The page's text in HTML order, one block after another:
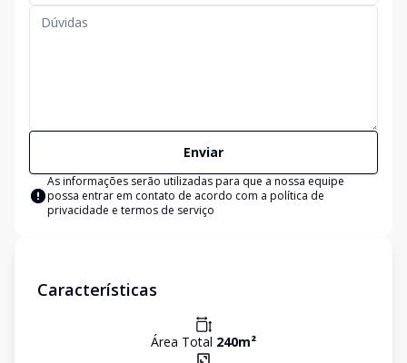
Enviar
As informações serão utilizadas para que a nossa equipe
possa entrar em contato de acordo com a política de
privacidade e termos de serviço
Características
Área Total 240m²